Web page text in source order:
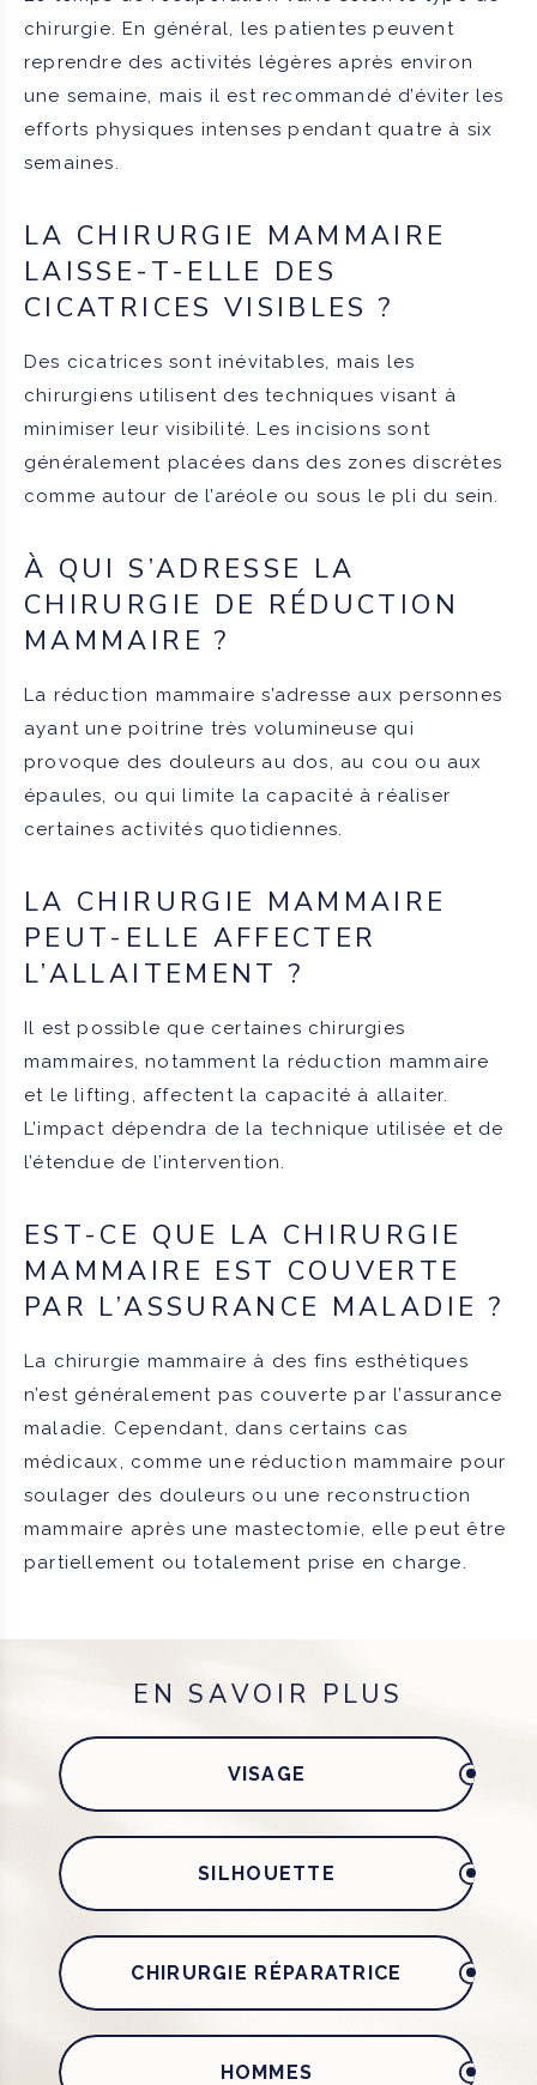
chirurgie. En général, les patientes peuvent
reprendre des activités légères après environ
une semaine, mais il est recommandé d’éviter les
efforts physiques intenses pendant quatre à six
semaines.
LA CHIRURGIE MAMMAIRE
LAISSE-T-ELLE DES
CICATRICES VISIBLES ?
Des cicatrices sont inévitables, mais les
chirurgiens utilisent des techniques visant à
minimiser leur visibilité. Les incisions sont
généralement placées dans des zones discrètes
comme autour de l’aréole ou sous le pli du sein.
À QUI S’ADRESSE LA
CHIRURGIE DE RÉDUCTION
MAMMAIRE ?
La réduction mammaire s’adresse aux personnes
ayant une poitrine très volumineuse qui
provoque des douleurs au dos, au cou ou aux
épaules, ou qui limite la capacité à réaliser
certaines activités quotidiennes.
LA CHIRURGIE MAMMAIRE
PEUT-ELLE AFFECTER
L’ALLAITEMENT ?
Il est possible que certaines chirurgies
mammaires, notamment la réduction mammaire
et le lifting, affectent la capacité à allaiter.
L’impact dépendra de la technique utilisée et de
l’étendue de l’intervention.
EST-CE QUE LA CHIRURGIE
MAMMAIRE EST COUVERTE
PAR L’ASSURANCE MALADIE ?
La chirurgie mammaire à des fins esthétiques
n’est généralement pas couverte par l’assurance
maladie. Cependant, dans certains cas
médicaux, comme une réduction mammaire pour
soulager des douleurs ou une reconstruction
mammaire après une mastectomie, elle peut être
partiellement ou totalement prise en charge.
EN SAVOIR PLUS
VISAGE
SILHOUETTE
CHIRURGIE RÉPARATRICE
HOMMES